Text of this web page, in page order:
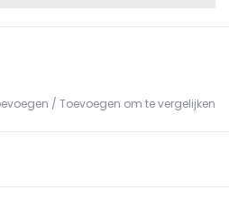
/ Toevoegen om te vergelijken